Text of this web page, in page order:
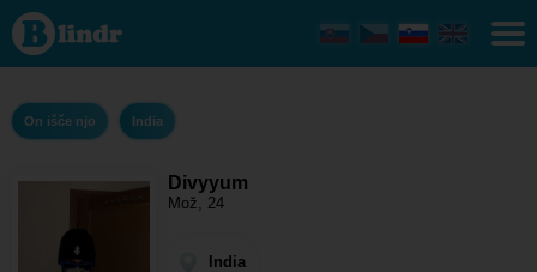
Divyyum
- On
išče njo
India
On išče njo India
Divyyum
Mož, 24
India